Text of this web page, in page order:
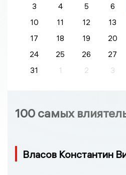
3
4 5 6
10
11 12 13
17
18 19 20
24
25 26 27
31
1 2 3
100 самых
Власов Константин